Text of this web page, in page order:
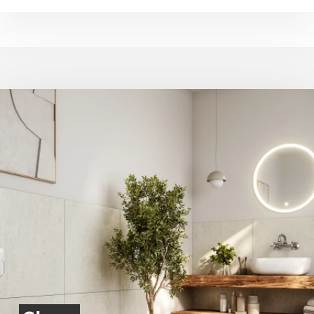
Tveka inte att kontakta oss om du har några frågor eller om du
vill veta mer om våra certifieringar och
Vänligen observera att färgen på produkten på bilden kan skilja
sig från färgen på den faktiska produkten, vilket beror på
distorsion av färgöverföring från din skärm, kamerainställningar
och andra faktorer.
satsar på elektrifiering, energieffektivisering och gröna
logistiklösningar i hela Norden.
framtidens klimatsmarta frakter.
Genom att välja leverans via DHL eller DSV bidrar du till en mer
hållbar framtid och minskad miljöpåverkan – steg för steg mot
klimatneutrala transporter.